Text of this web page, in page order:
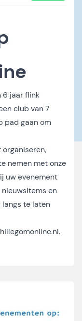
6 jaar flink
club van 7
pad gaan om
nemen met onze
uw evenement
nieuwsitems en
te laten
.